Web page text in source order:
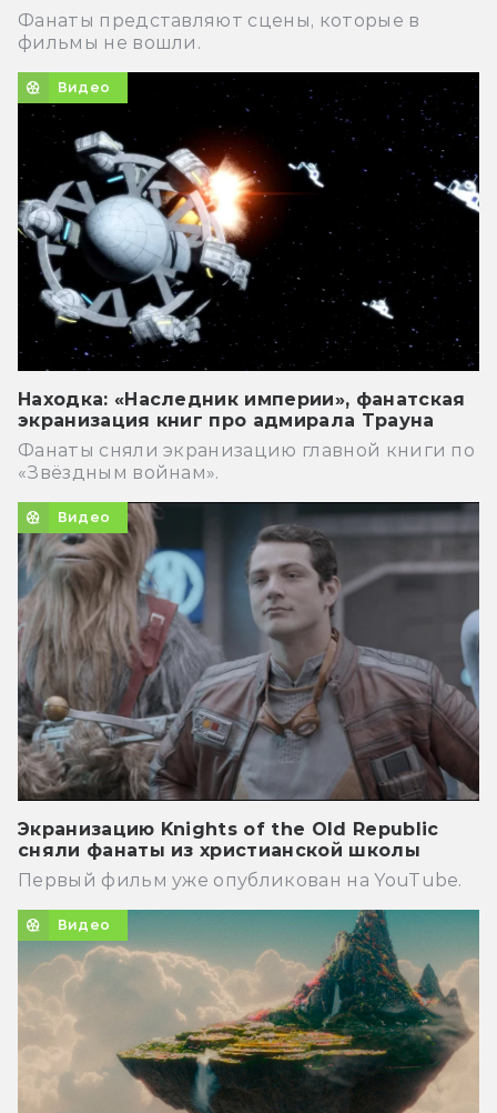
Фанаты представляют сцены, которые в
фильмы не вошли.
Видео
Находка: «Наследник империи», фанатская
экранизация книг про адмирала Трауна
Фанаты сняли экранизацию главной книги по
«Звёздным войнам».
Видео
Экранизацию Knights of the Old Republic
сняли фанаты из христианской школы
Первый фильм уже опубликован на YouTube.
Видео